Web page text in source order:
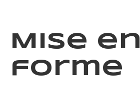
Mise en
forme